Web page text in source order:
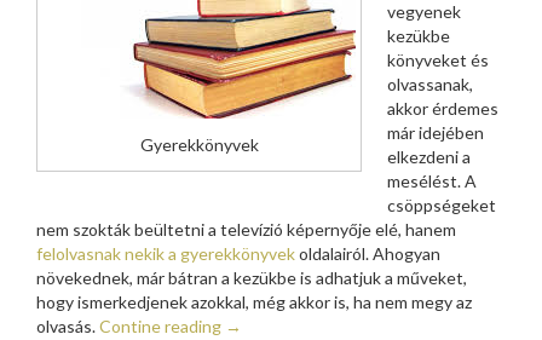
Gyerekkönyvek
vegyenek
kezükbe
könyveket és
olvassanak,
akkor érdemes
már idejében
elkezdeni a
mesélést. A
csöppségeket
nem szokták beültetni a televízió képernyője elé, hanem
felolvasnak nekik a gyerekkönyvekoldalairól. Ahogyan
növekednek, már bátran a kezükbe is adhatjuk a műveket,
hogy ismerkedjenek azokkal, még akkor is, ha nem megy az
olvasás.Contine reading →